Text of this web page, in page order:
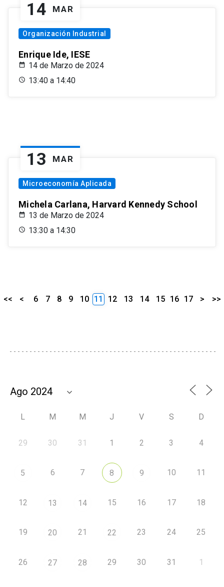
14 MAR
Organización Industrial
Enrique Ide, IESE
14 de Marzo de 2024
13:40 a 14:40
13 MAR
Microeconomía Aplicada
Michela Carlana, Harvard Kennedy School
13 de Marzo de 2024
13:30 a 14:30
<< < 6 7 8 9 10 11 12 13 14 15 16 17 > >>
L M M J V S D
29 30 31 1 2 3 4
5 6 7 8 9 10 11
12 13 14 15 16 17 18
19 20 21 22 23 24 25
26 27 28 29 30 31 1